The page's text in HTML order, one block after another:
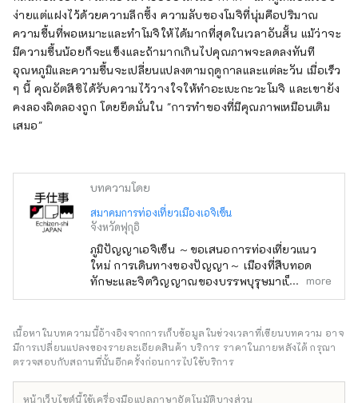
ง่ายแต่แฝงไว้ด้วยความลึกซึ้ง ความลับของโมจิที่นุ่มคือปริมาณ
ความชื้นที่พอเหมาะและทำโมจิให้ได้มากที่สุดในเวลาอันสั้น แม้ว่าจะ
มีความชื้นน้อยก็จะแข็งและถ้ามากเกินไปคุณภาพจะลดลงทันที
อุณหภูมิและความชื้นจะเปลี่ยนแปลงตามฤดูกาลและแต่ละวัน เมื่อเร็ว
ๆ นี้ คุณอัตสึชิได้รับความไว้วางใจให้ทำอะเบะกะวะโมจิ และเขายัง
คงลองผิดลองถูก โดยยึดมั่นใน "การทำของที่มีคุณภาพเหมือนเดิม
เสมอ"
บทความโดย
สมาคมการท่องเที่ยวเมืองเอจิเซ็น
จังหวัดฟุกุอิ
ภูมิปัญญาเอจิเซ็น ～ขอเสนอการท่องเที่ยวแนว
ใหม่ การเดินทางของปัญญา～ เมืองที่สืบทอด
ทักษะและจิตวิญญาณของบรรพบุรุษมาเป็นเวลา
1,500 ปี Echizen ทางเข้า "Koshi no Kuni"
ภูมิปัญญาที่เทคโนโลยีล้ำสมัยและวัฒนธรรมหลั่ง
ไหลเข้ามาจากอีกฟากของทะเลญี่ปุ่นเป็นครั้งแรก
และกลายเป็นต้นกำเนิดของการผลิตที่ลึกซึ้งของ
ธรรมชาติของผืนดินและในผู้คนที่อาศัยอยู่ที่นี่
more
เนื้อหาในบทความนี้อ้างอิงจากการเก็บข้อมูลในช่วงเวลาที่เขียนบทความ อาจ
มีการเปลี่ยนแปลงของรายละเอียดสินค้า บริการ ราคาในภายหลังได้ กรุณา
ตรวจสอบกับสถานที่นั้นอีกครั้งก่อนการไปใช้บริการ
หน้าเว็บไซต์นี้ใช้เครื่องมือแปลภาษาอัตโนมัติบางส่วน